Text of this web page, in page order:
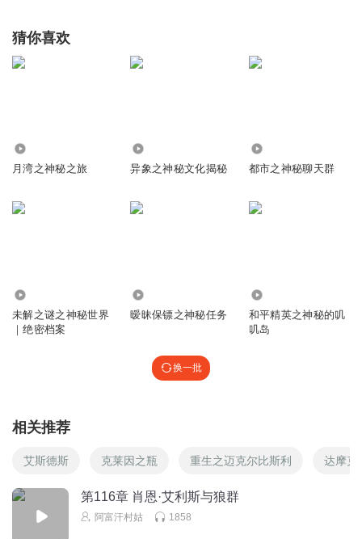
猜你喜欢
月湾之神秘之旅 异象之神秘文化揭秘 都市之神秘聊天群
未解之谜之神秘世界
｜绝密档案
暧昧保镖之神秘任务
和平精英之神秘的叽
叽岛
换一批
相关推荐
艾斯德斯 克莱因之瓶 重生之迈克尔比斯利 达摩克
第116章 肖恩·艾利斯与狼群
阿富汗村姑 1858